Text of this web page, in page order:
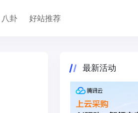
八卦 好站推荐
最新活动